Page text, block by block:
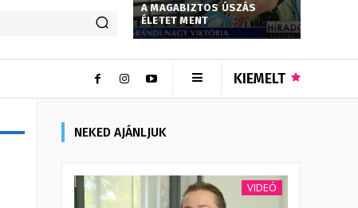
A MAGABIZTOS ÚSZÁS
ÉLETET MENT
KIEMELT
NEKED AJÁNLJUK
VIDEÓ